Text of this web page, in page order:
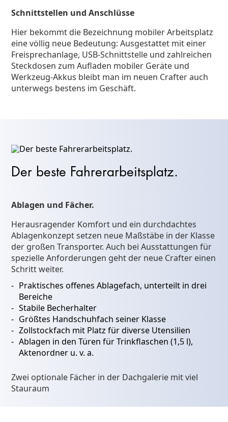
Schnittstellen und Anschlüsse
Hier bekommt die Bezeichnung mobiler Arbeitsplatz
eine völlig neue Bedeutung: Ausgestattet mit einer
Freisprechanlage, USB-Schnittstelle und zahlreichen
Steckdosen zum Aufladen mobiler Geräte und
Werkzeug-Akkus bleibt man im neuen Crafter auch
unterwegs bestens im Geschäft.
Der beste Fahrerarbeitsplatz.
Ablagen und Fächer.
Herausragender Komfort und ein durchdachtes
Ablagenkonzept setzen neue Maßstäbe in der Klasse
der großen Transporter. Auch bei Ausstattungen für
spezielle Anforderungen geht der neue Crafter einen
Schritt weiter.
Praktisches offenes Ablagefach, unterteilt in drei
Bereiche
Stabile Becherhalter
Größtes Handschuhfach seiner Klasse
Zollstockfach mit Platz für diverse Utensilien
Ablagen in den Türen für Trinkflaschen (1,5 l),
Aktenordner u. v. a.
Zwei optionale Fächer in der Dachgalerie mit viel
Stauraum